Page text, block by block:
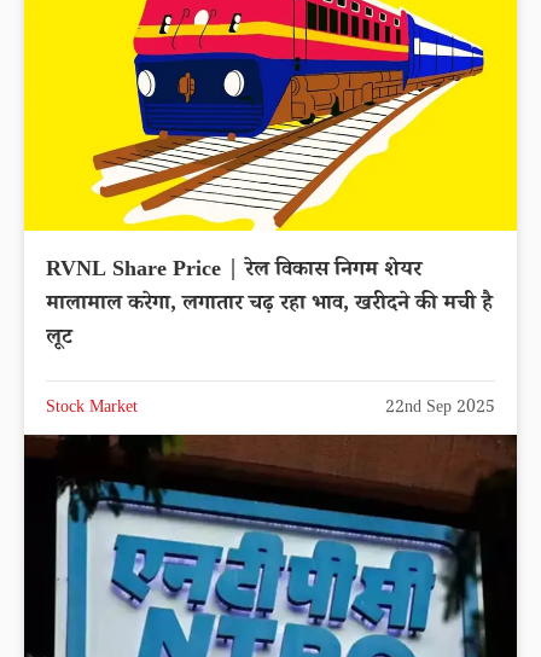
RVNL Share Price | रेल विकास निगम शेयर
मालामाल करेगा, लगातार चढ़ रहा भाव, खरीदने की मची है
लूट
Stock Market 22nd Sep 2025